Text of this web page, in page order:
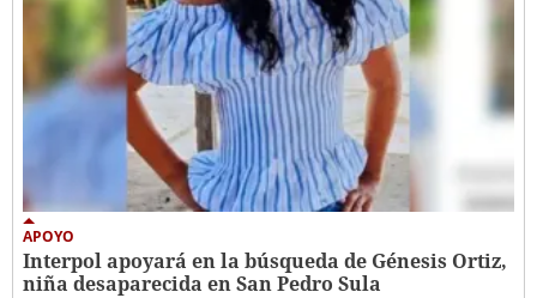
APOYO
Interpol apoyará en la búsqueda de Génesis Ortiz,
niña desaparecida en San Pedro Sula